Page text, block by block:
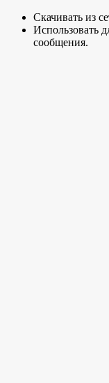
Скачивать из
Использовать
сообщения.